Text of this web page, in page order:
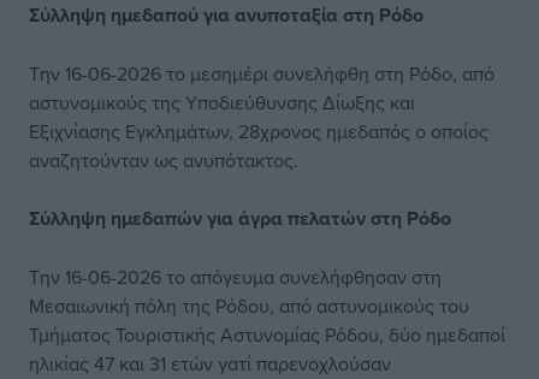
Σύλληψη ημεδαπού για ανυποταξία στη Ρόδο
Την 16-06-2026 το μεσημέρι συνελήφθη στη Ρόδο, από
αστυνομικούς της Υποδιεύθυνσης Δίωξης και
Εξιχνίασης Εγκλημάτων, 28χρονος ημεδαπός ο οποίος
αναζητούνταν ως ανυπότακτος.
Σύλληψη ημεδαπών για άγρα πελατών στη Ρόδο
Την 16-06-2026 το απόγευμα συνελήφθησαν στη
Μεσαιωνική πόλη της Ρόδου, από αστυνομικούς του
Τμήματος Τουριστικής Αστυνομίας Ρόδου, δύο ημεδαποί
ηλικίας 47 και 31 ετών γατί παρενοχλούσαν